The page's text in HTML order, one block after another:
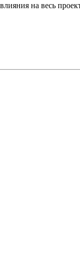
на весь